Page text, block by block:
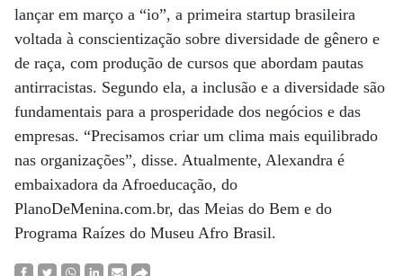
lançar em março a “io”, a primeira startup brasileira
voltada à conscientização sobre diversidade de gênero e
de raça, com produção de cursos que abordam pautas
antirracistas. Segundo ela, a inclusão e a diversidade são
fundamentais para a prosperidade dos negócios e das
empresas. “Precisamos criar um clima mais equilibrado
nas organizações”, disse. Atualmente, Alexandra é
embaixadora da Afroeducação, do
PlanoDeMenina.com.br, das Meias do Bem e do
Programa Raízes do Museu Afro Brasil.